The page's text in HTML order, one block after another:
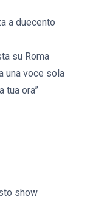
a duecento
su Roma
una voce sola
tua ora”
show